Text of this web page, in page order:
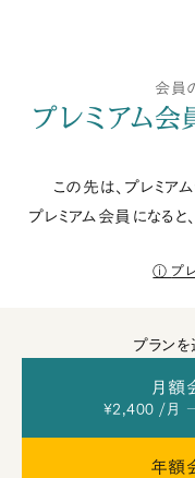
会員
プレミアム会
この先は、プレミア
プレミアム会員になる
プ
プランを
月額
¥2,400 /月 →
年額